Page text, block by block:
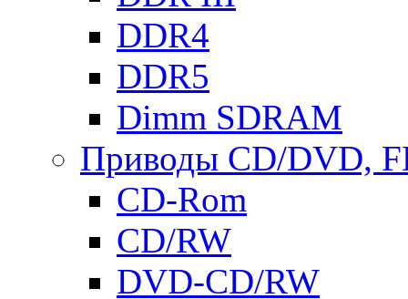
DDR4
DDR5
Dimm SDRAM
Приводы СD/DVD,
CD-Rom
CD/RW
DVD-CD/RW